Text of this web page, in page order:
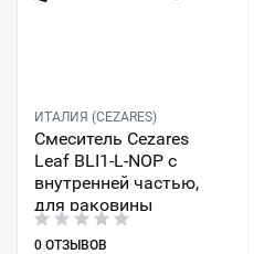
ИТАЛИЯ (CEZARES)
Смеситель Cezares
Leaf BLI1-L-NOP с
внутренней частью,
для раковины
0 ОТЗЫВОВ